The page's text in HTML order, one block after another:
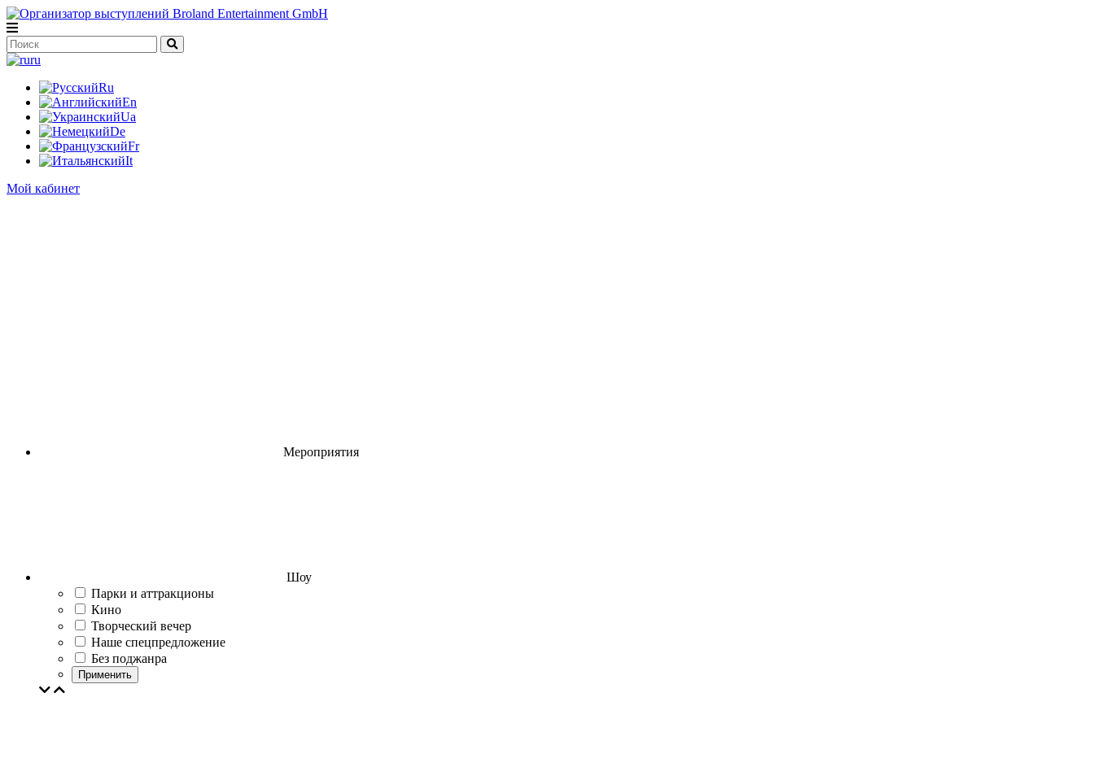
ru
Ru
En
Ua
De
Fr
It
Мой кабинет
Мероприятия
Шоу
Парки и аттракционы
Кино
Творческий вечер
Наше спецпредложение
Без поджанра
Применить